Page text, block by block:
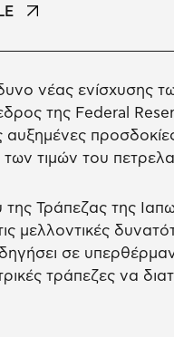
νέας ενίσχυσης
της Federal
αυξημένες
τιμών του
της Τράπεζας της
μελλοντικές
σε
τράπεζες να